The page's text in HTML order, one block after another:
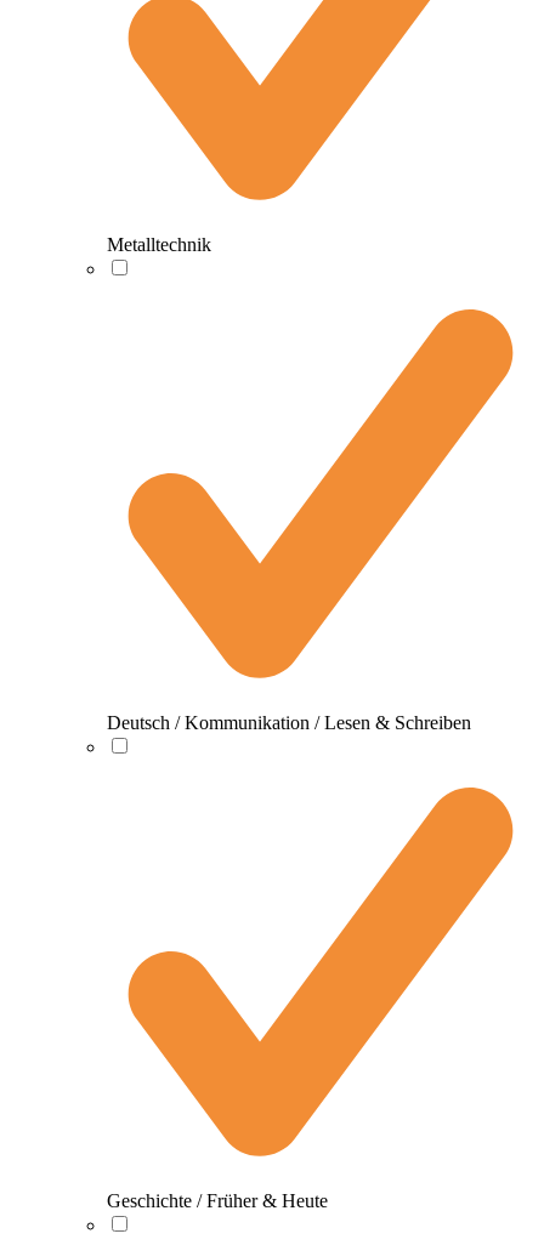
Metalltechnik
Deutsch / Kommunikation / Lesen & Schreiben
Geschichte / Früher & Heute